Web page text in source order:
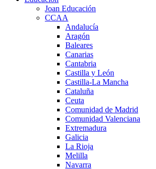
Joan Educación
CCAA
Andalucía
Aragón
Baleares
Canarias
Cantabria
Castilla y León
Castilla-La Mancha
Cataluña
Ceuta
Comunidad de Madrid
Comunidad Valenciana
Extremadura
Galicia
La Rioja
Melilla
Navarra